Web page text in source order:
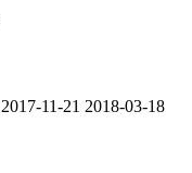
2017-11-21 2018-03-18